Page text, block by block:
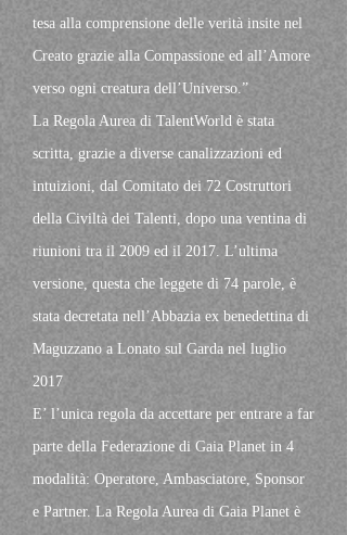
tesa alla comprensione delle verità insite nel
Creato grazie alla Compassione ed all’Amore
verso ogni creatura dell’Universo.”
La Regola Aurea di TalentWorld è stata
scritta, grazie a diverse canalizzazioni ed
intuizioni, dal Comitato dei 72 Costruttori
della Civiltà dei Talenti, dopo una ventina di
riunioni tra il 2009 ed il 2017. L’ultima
versione, questa che leggete di 74 parole, è
stata decretata nell’Abbazia ex benedettina di
Maguzzano a Lonato sul Garda nel luglio
2017
E’ l’unica regola da accettare per entrare a far
parte della Federazione di Gaia Planet in 4
modalità: Operatore, Ambasciatore, Sponsor
e Partner. La Regola Aurea di Gaia Planet è